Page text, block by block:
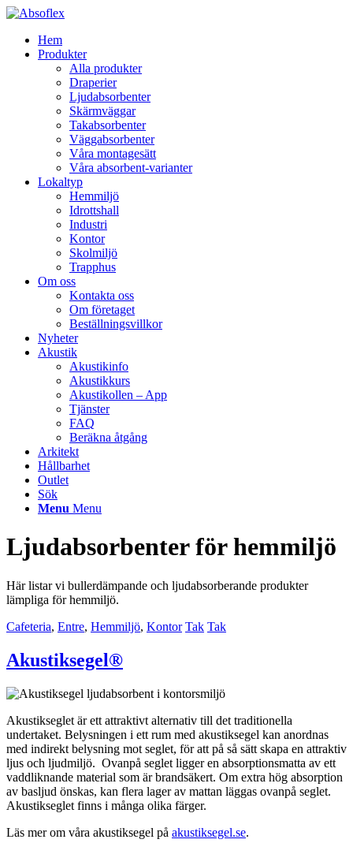
Hem
Produkter
Alla produkter
Draperier
Ljudabsorbenter
Skärmväggar
Takabsorbenter
Väggabsorbenter
Våra montagesätt
Våra absorbent-varianter
Lokaltyp
Hemmiljö
Idrottshall
Industri
Kontor
Skolmiljö
Trapphus
Om oss
Kontakta oss
Om företaget
Beställningsvillkor
Nyheter
Akustik
Akustikinfo
Akustikkurs
Akustikollen – App
Tjänster
FAQ
Beräkna åtgång
Arkitekt
Hållbarhet
Outlet
Sök
Menu Menu
Ljudabsorbenter för hemmiljö
Här listar vi bullerdämpande och ljudabsorberande produkter
lämpliga för hemmiljö.
Cafeteria, Entre, Hemmiljö, Kontor Tak Tak
Akustiksegel®
Akustikseglet är ett attraktivt alternativ till det traditionella
undertaket. Belysningen i ett rum med akustiksegel kan anordnas
med indirekt belysning mot seglet, för att på så sätt skapa en attraktiv
ljus och ljudmiljö. Ovanpå seglet ligger en absorptionsmatta av ett
vaddliknande material som är brandsäkert. Om extra hög absorption
av basljud önskas, kan flera lager av mattan läggas ovanpå seglet.
Akustikseglet finns i många olika färger.
Läs mer om våra akustiksegel på akustiksegel.se.